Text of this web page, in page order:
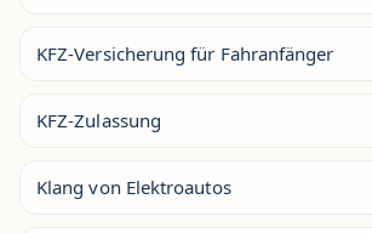
KFZ-Versicherung für Fahranfänger
KFZ-Zulassung
Klang von Elektroautos